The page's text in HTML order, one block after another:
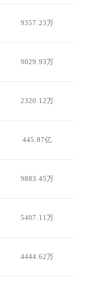
9357.23万
9029.93万
2320.12万
445.87亿
9883.45万
5407.11万
4444.62万